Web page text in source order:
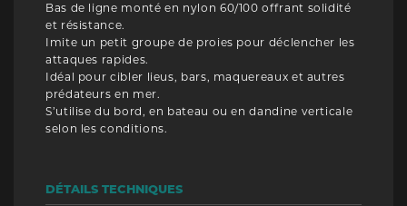
Bas de ligne monté en nylon 60/100 offrant solidité
et résistance.
Imite un petit groupe de proies pour déclencher les
attaques rapides.
Idéal pour cibler lieus, bars, maquereaux et autres
prédateurs en mer.
S’utilise du bord, en bateau ou en dandine verticale
selon les conditions.
DÉTAILS TECHNIQUES